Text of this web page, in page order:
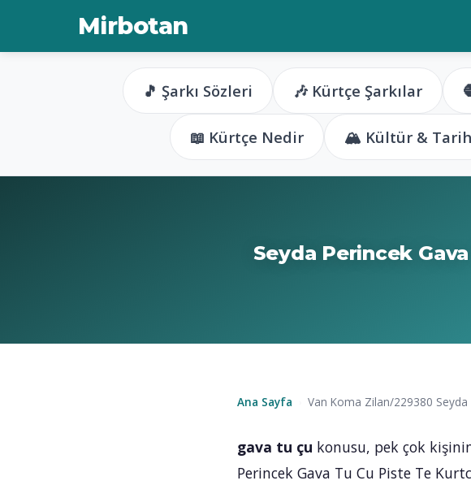
Mirbotan
🎵 Şarkı Sözleri 🎶 Kürtçe Şarkılar
📖 Kürtçe Nedir 🏔️ Kültür & Tarih
Seyda Perincek
Ana Sayfa Van Koma Zilan/229380 Seyda
gava tu çu konusu, pek çok
Perincek Gava Tu Cu Piste Te